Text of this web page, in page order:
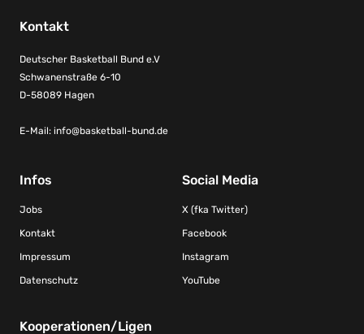
Kontakt
Deutscher Basketball Bund e.V
Schwanenstraße 6-10
D-58089 Hagen
E-Mail: info@basketball-bund.de
Infos
Jobs
Kontakt
Impressum
Datenschutz
Social Media
X (fka Twitter)
Facebook
Instagram
YouTube
Kooperationen/Ligen